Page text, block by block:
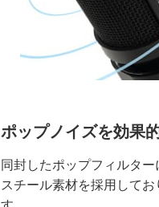
ポップノイズを効果
同封したポップフィルタ
スチール素材を採用して